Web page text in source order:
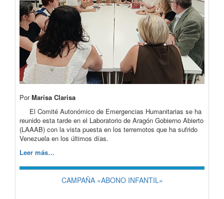
PorMarisa Clarisa
El Comité Autonómico de Emergencias Humanitarias se ha
reunido esta tarde en el Laboratorio de Aragón Gobierno Abierto
(LAAAB) con la vista puesta en los terremotos que ha sufrido
Venezuela en los últimos días.
Leer más…
CAMPAÑA «ABONO INFANTIL»